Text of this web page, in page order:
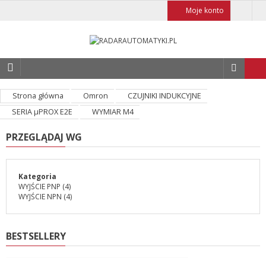
Moje konto
Strona główna Omron
CZUJNIKI INDUKCYJNE
SERIA µPROX E2E
WYMIAR M4
PRZEGLĄDAJ WG
Kategoria
WYJŚCIE PNP (4)
WYJŚCIE NPN (4)
BESTSELLERY